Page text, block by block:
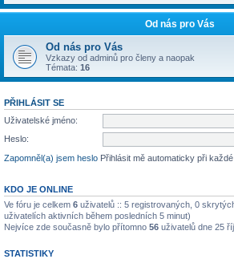
Od nás pro Vás
Od nás pro Vás
Vzkazy od adminů pro členy a naopak
Témata: 16
PŘIHLÁSIT SE
Uživatelské jméno:
Heslo:
Zapomněl(a) jsem heslo Přihlásit mě automaticky při
KDO JE ONLINE
Ve fóru je celkem 6 uživatelů :: 5 registrovaných, 0
uživatelích aktivních během posledních 5 minut)
Nejvíce zde současně bylo přítomno 56 uživatelů dne 25
STATISTIKY